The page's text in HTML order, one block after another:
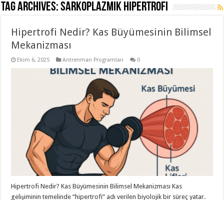
Tag Archives:sarkoplazmik hipertrofi
Hipertrofi Nedir? Kas Büyümesinin Bilimsel
Mekanizması
Ekim 6, 2025 Antrenman Programları 0
Hipertrofi Nedir? Kas Büyümesinin Bilimsel Mekanizması Kas
gelişiminin temelinde “hipertrofi” adı verilen biyolojik bir süreç yatar.